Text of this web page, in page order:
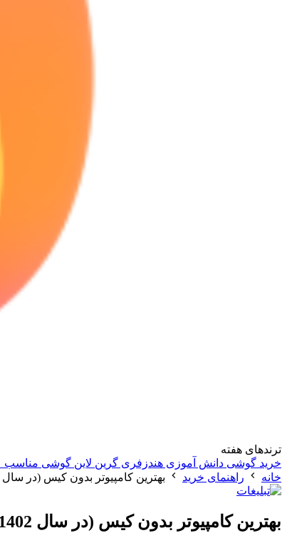
ترندهای هفته
خرید گوشی دانش آموزی هندزفری گرین لاین گوشی مناسب
خانه
راهنمای خرید بهترین کامپیوتر بدون کیس (در سال 1402، 2023)
بهترین کامپیوتر بدون کیس (در سال 1402، 2023)